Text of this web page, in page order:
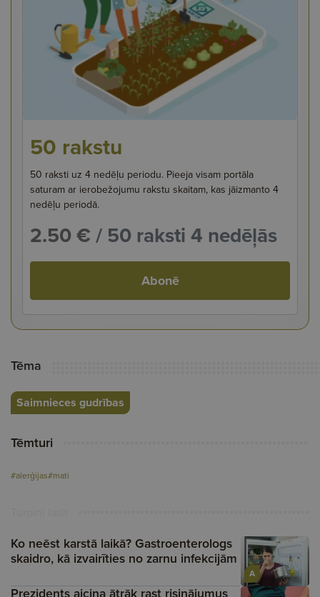
50 rakstu
50 raksti uz 4 nedēļu periodu. Pieeja visam portāla
saturam ar ierobežojumu rakstu skaitam, kas jāizmanto 4
nedēļu periodā.
2.50 €/ 50 raksti 4 nedēļās
Abonē
Tēma
Saimnieces gudrības
Tēmturi
#alerģijas#mati
A
Ko neēst karstā laikā? Gastroenterologs
skaidro, kā izvairīties no zarnu infekcijām